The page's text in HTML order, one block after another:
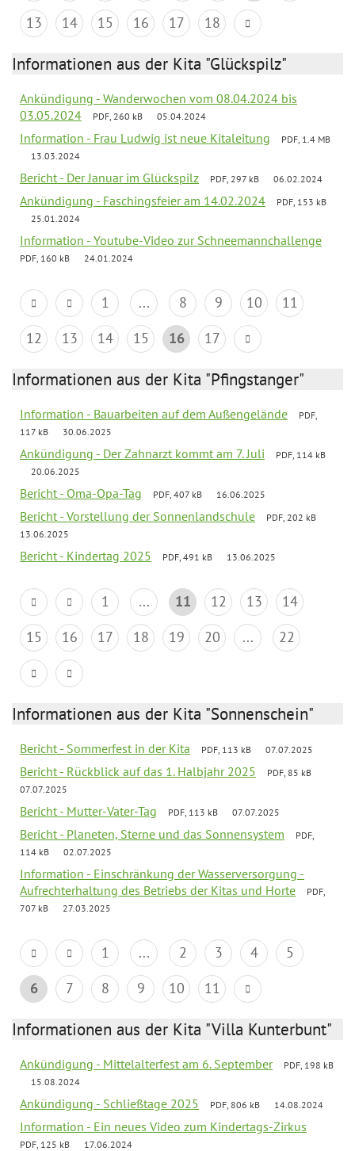
13
14 15 16 17 18
Informationen aus der Kita "Glückspilz"
Ankündigung - Wanderwochen vom 08.04.2024 bis
03.05.2024
PDF, 260 kB 05.04.2024
Information - Frau Ludwig ist neue Kitaleitung
PDF, 1.4 MB
13.03.2024
Bericht - Der Januar im Glückspilz PDF, 297 kB 06.02.2024
Ankündigung - Faschingsfeier am 14.02.2024
PDF, 153 kB
25.01.2024
Information - Youtube-Video zur Schneemannchallenge
PDF, 160 kB 24.01.2024
1 ... 8 9 10
11
12
13 14 15 16 17
Informationen aus der Kita "Pfingstanger"
Information - Bauarbeiten auf dem Außengelände
PDF,
117 kB
30.06.2025
Ankündigung - Der Zahnarzt kommt am 7. Juli
PDF, 114 kB
20.06.2025
Bericht - Oma-Opa-Tag PDF, 407 kB 16.06.2025
Bericht - Vorstellung der Sonnenlandschule
PDF, 202 kB
13.06.2025
Bericht - Kindertag 2025 PDF, 491 kB 13.06.2025
1 ... 11 12 13
14
15
16 17 18 19 20 ... 22
Informationen aus der Kita "Sonnenschein"
Bericht - Sommerfest in der Kita PDF, 113 kB 07.07.2025
Bericht - Rückblick auf das 1. Halbjahr 2025
PDF, 85 kB
07.07.2025
Bericht - Mutter-Vater-Tag PDF, 113 kB 07.07.2025
Bericht - Planeten, Sterne und das Sonnensystem
PDF,
114 kB
02.07.2025
Information - Einschränkung der Wasserversorgung -
Aufrechterhaltung des Betriebs der Kitas und Horte
PDF,
707 kB
27.03.2025
1 ... 2 3 4
5
6
7 8 9 10 11
Informationen aus der Kita "Villa Kunterbunt"
Ankündigung - Mittelalterfest am 6. September
PDF, 198 kB
15.08.2024
Ankündigung - Schließtage 2025 PDF, 806 kB 14.08.2024
Information - Ein neues Video zum Kindertags-Zirkus
PDF, 125 kB 17.06.2024